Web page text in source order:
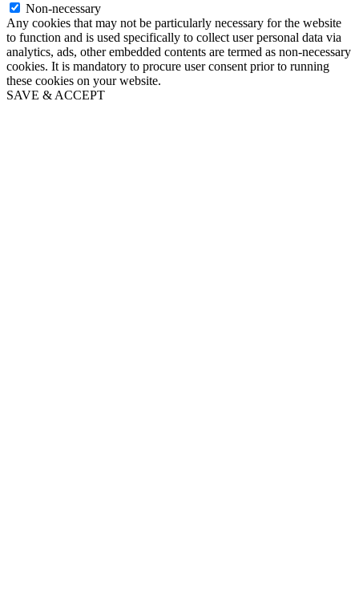
Non-necessary
Any cookies that may not be particularly necessary for the website
to function and is used specifically to collect user personal data via
analytics, ads, other embedded contents are termed as non-necessary
cookies. It is mandatory to procure user consent prior to running
these cookies on your website.
SAVE & ACCEPT